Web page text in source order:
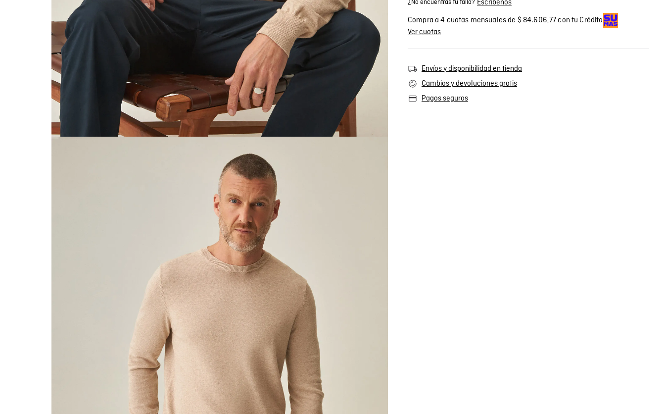
¿No encuentras tu talla? Escríbenos
Compra a 4 cuotas mensuales de $ 84.606,77 con tu Crédito
Ver cuotas
Envíos y disponibilidad en tienda
Cambios y devoluciones gratis
Pagos seguros